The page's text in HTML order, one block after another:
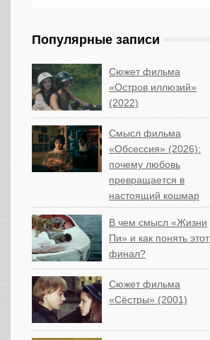
Популярные записи
Сюжет фильма
«Остров иллюзий»
(2022)
Смысл фильма
«Обсессия» (2026):
почему любовь
превращается в
настоящий кошмар
В чем смысл «Жизни
Пи» и как понять этот
финал?
Сюжет фильма
«Сёстры» (2001)